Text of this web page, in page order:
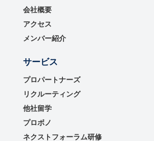
会社概要
アクセス
メンバー紹介
サービス
プロパートナーズ
リクルーティング
他社留学
プロボノ
ネクストフォーラム研修